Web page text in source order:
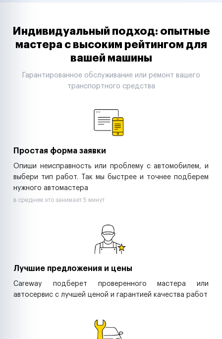
Таксопарки
Автодилеры
Строительные компании
Аренда спецтехники
Индивидуальный подход: опытные
мастера с высоким рейтингом для
вашей машины
Гарантированное обслуживание или ремонт вашего
транспортного средства
Простая форма заявки
Опиши неисправность или проблему с автомобилем, и
выбери тип работ. Так мы быстрее и точнее подберем
нужного автомастера
в среднем это занимает 5 минут
Лучшие предложения и цены
Careway подберет проверенного мастера или
автосервис с лучшей ценой и гарантией качества работ